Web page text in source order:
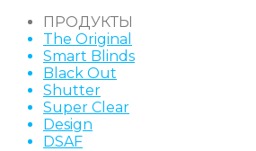
ПРОДУКТЫ
The Original
Smart Blinds
Black Out
Shutter
Super Clear
Design
DSAF